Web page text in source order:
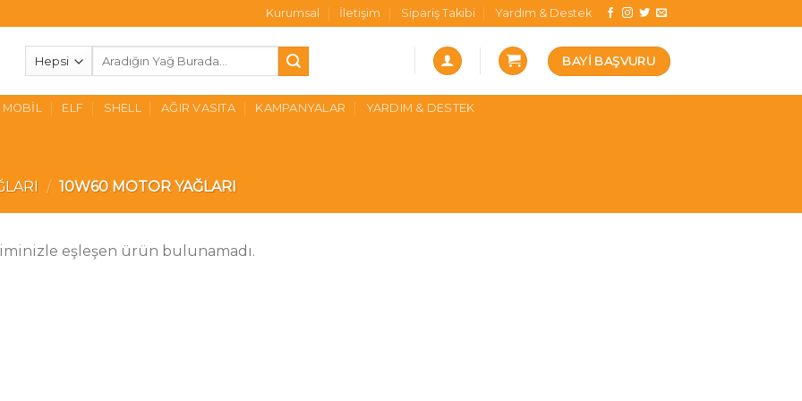
Kurumsal İletişim Sipariş Takibi Yardım & Destek
BAYI BAŞVURU
MOBIL ELF SHELL AĞIR VASITA KAMPANYALAR YARDIM & DESTEK
/ 10W60 MOTOR YAĞLARI
eşleşen ürün bulunamadı.